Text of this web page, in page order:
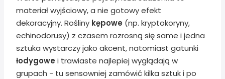
materiał wyjściowy, a nie gotowy efekt
dekoracyjny. Rośliny kępowe (np. kryptokoryny,
echinodorusy) z czasem rozrosną się same i jedna
sztuka wystarczy jako akcent, natomiast gatunki
łodygowe i trawiaste najlepiej wyglądają w
grupach - tu sensowniej zamówić kilka sztuk i po